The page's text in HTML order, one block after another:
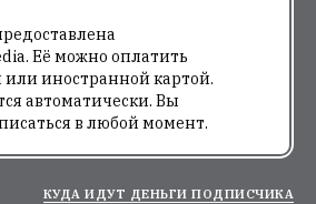
Её можно оплатить
или иностранной картой.
автоматически. Вы
в любой момент.
КУДА ИДУТ ДЕНЬГИ ПОДПИСЧИКА